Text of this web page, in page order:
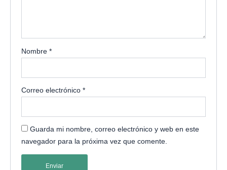
Nombre*
Correo electrónico*
Guarda mi nombre, correo electrónico y web en este
navegador para la próxima vez que comente.